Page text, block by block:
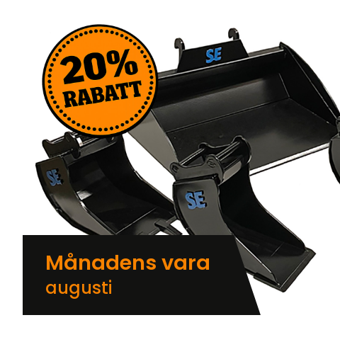
Månadens vara
augusti